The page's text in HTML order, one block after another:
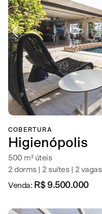
COBERTURA
Higienópolis
500 m² úteis
2 dorms | 2 suítes | 2 vagas
Venda: R$ 9.500.000